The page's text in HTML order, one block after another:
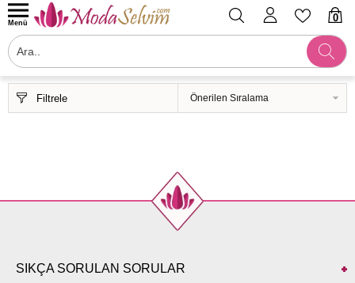
0
Menü
Filtrele
SIKÇA SORULAN SORULAR